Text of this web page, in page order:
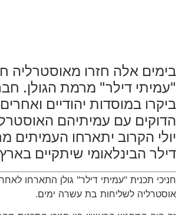
בימים אלה חזרו מאוסטרליה
"עמיתי דילר" מרמת הגולן.
ביקרו במוסדות יהודיים
הדוקים עם עמיתיהם
יולי הקרוב יתארחו העמיתים
דילר הבינלאומי שיתקיים בארץ
חניכי תכנית "עמיתי דילר" גולן התארחו
אוסטרליה לשליחות בת עשרה ימים.